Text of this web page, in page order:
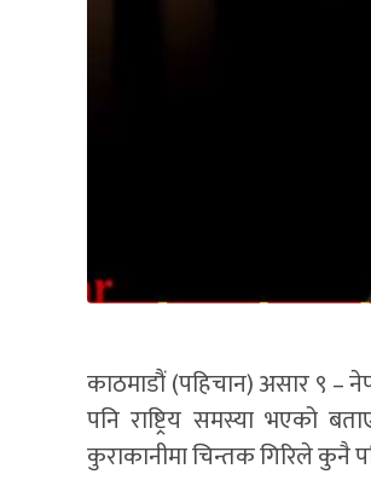
काठमाडौं (पहिचान) असार ९ –
पनि राष्ट्रिय समस्या भएको
कुराकानीमा चिन्तक गिरिले कुनै